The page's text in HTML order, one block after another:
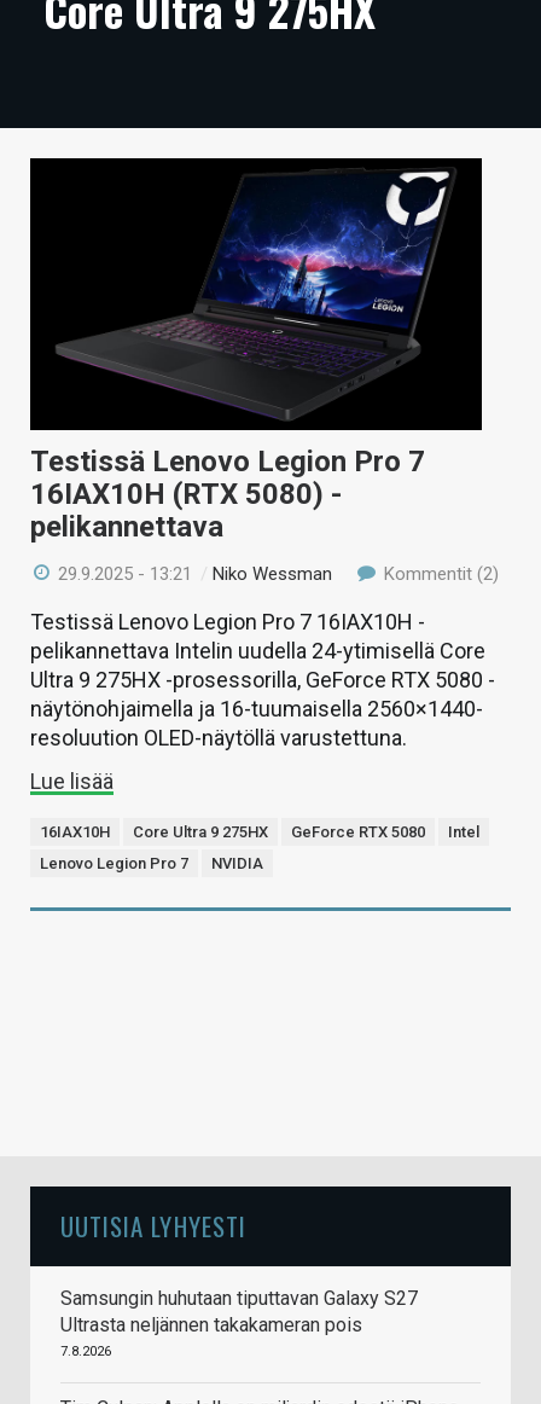
ARTIKKELIT
TECHBBS
VAIHDA TEEMA
HAKU
Testissä Lenovo Legion Pro 7
16IAX10H (RTX 5080) -
pelikannettava
29.9.2025 - 13:21 /Niko Wessman Kommentit (2)
Testissä Lenovo Legion Pro 7 16IAX10H -
pelikannettava Intelin uudella 24-ytimisellä Core
Ultra 9 275HX -prosessorilla, GeForce RTX 5080 -
näytönohjaimella ja 16-tuumaisella 2560×1440-
resoluution OLED-näytöllä varustettuna.
Lue lisää
16IAX10H Core Ultra 9 275HX GeForce RTX 5080
Intel
Lenovo Legion Pro 7
NVIDIA
UUTISIA LYHYESTI
Samsungin huhutaan tiputtavan Galaxy S27
Ultrasta neljännen takakameran pois
7.8.2026